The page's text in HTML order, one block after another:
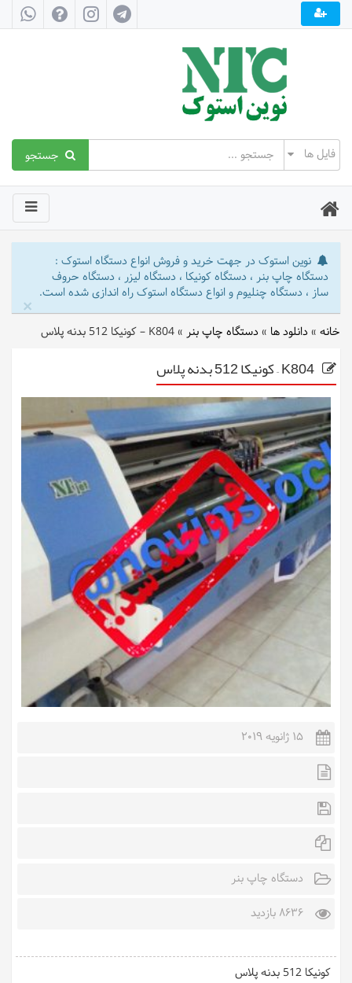
جستجو
نوین استوک در جهت خرید و فروش انواع دستگاه استوک :
دستگاه چاپ بنر ، دستگاه کونیکا ، دستگاه لیزر ، دستگاه حروف
ساز ، دستگاه چنلیوم و انواع دستگاه استوک راه اندازی شده است.
×
خانه »دانلود ها »دستگاه چاپ بنر »K804 – کونیکا 512 بدنه پلاس
15 ژانویه 2019
دستگاه چاپ بنر
8636 بازدید
کونیکا 512 بدنه پلاس